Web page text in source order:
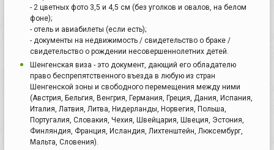
- 2 цветных фото 3,5 и 4,5 см (без уголков и овалов, на белом
фоне);
- отель и авиабилеты (если есть);
- документы на недвижимость / свидетельство о браке /
свидетельство о рождении несовершеннолетних детей.
Шенгенская виза - это документ, дающий его обладателю
право беспрепятственного въезда в любую из стран
Шенгенской зоны и свободного перемещения между ними
(Австрия, Бельгия, Венгрия, Германия, Греция, Дания, Испания,
Италия, Латвия, Литва, Нидерланды, Норвегия, Польша,
Португалия, Словакия, Чехия, Швейцария, Швеция, Эстония,
Финляндия, Франция, Исландия, Лихтенштейн, Люксембург,
Мальта, Словения).